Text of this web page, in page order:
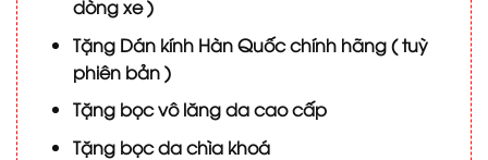
dòng xe )
Tặng Dán kính Hàn Quốc chính hãng ( tuỳ
phiên bản )
Tặng bọc vô lăng da cao cấp
Tặng bọc da chìa khoá